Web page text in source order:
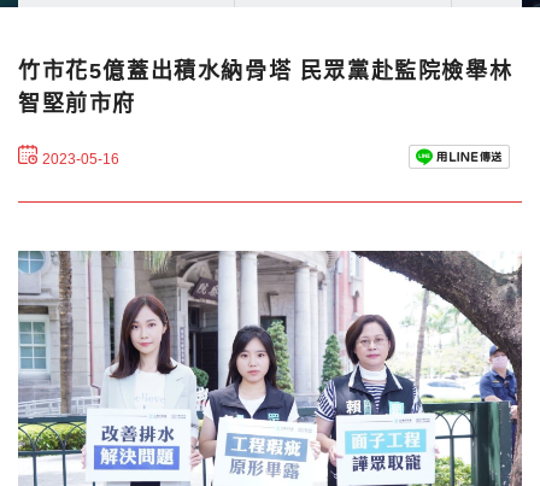
竹市花5億蓋出積水納骨塔 民眾黨赴監院檢舉林
智堅前市府
2023-05-16